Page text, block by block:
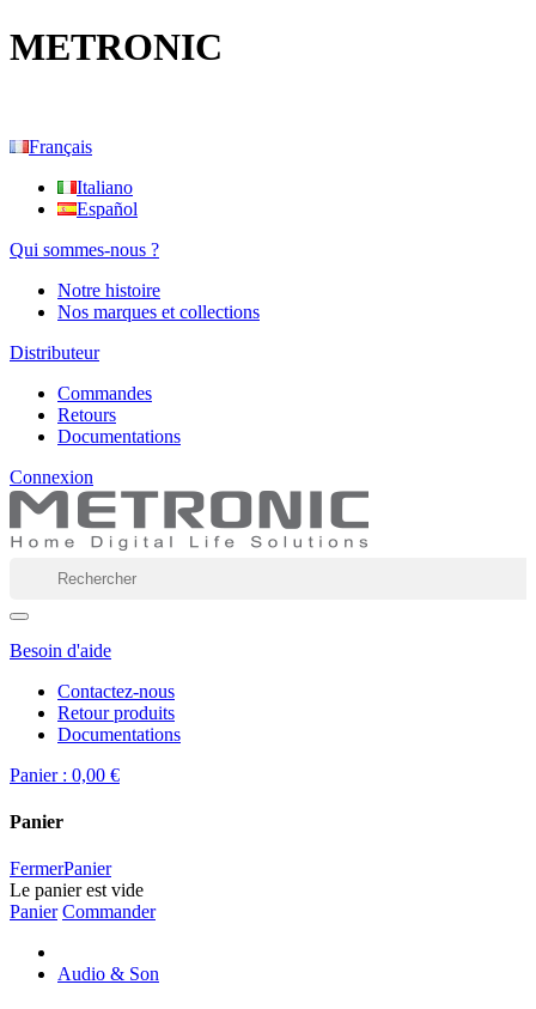
METRONIC
Français
Italiano
Español
Qui sommes-nous ?
Notre histoire
Nos marques et collections
Distributeur
Commandes
Retours
Documentations
Connexion
Besoin d'aide
Contactez-nous
Retour produits
Documentations
Panier : 0,00 €
Panier
FermerPanier
Le panier est vide
Panier Commander
Audio & Son